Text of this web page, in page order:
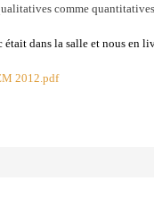
comme
était dans la salle et nous en
2012.pdf